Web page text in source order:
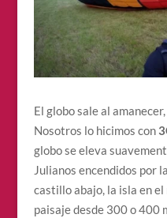
El globo sale al
Nosotros lo hicimos con
globo se eleva
Julianos encendidos por
castillo abajo, la isla en
paisaje desde 300 o 400